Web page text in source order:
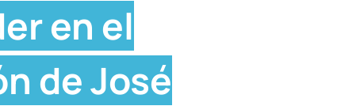
en el
de José